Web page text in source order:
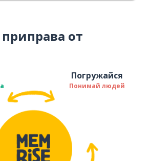
от
Погружайся
Понимай людей